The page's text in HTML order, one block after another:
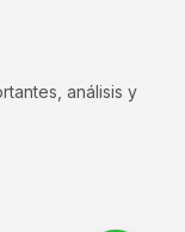
análisis y